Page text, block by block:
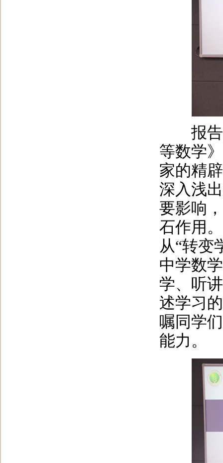
报告
等数学
家的精
深入浅
要影响
石作用
从“转变
中学数
学、听
述学习
嘱同学
能力。